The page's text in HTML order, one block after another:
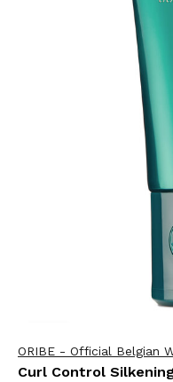
ORIBE - Official Belgian
Curl Control